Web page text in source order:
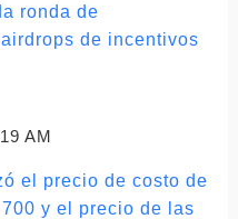
ronda de
de incentivos
AM
el precio de costo de
y el precio de las